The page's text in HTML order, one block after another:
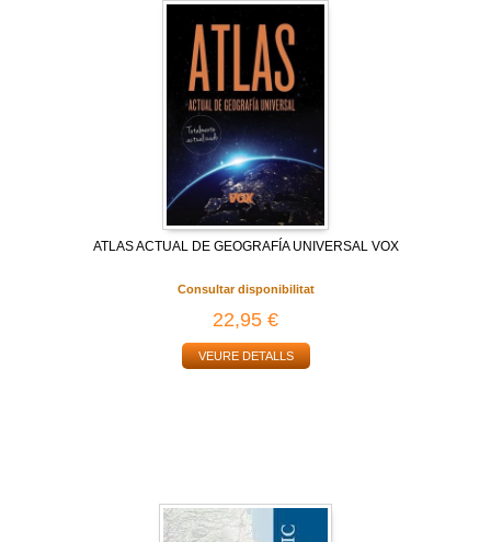
ATLAS ACTUAL DE GEOGRAFÍA UNIVERSAL VOX
Consultar disponibilitat
22,95 €
VEURE DETALLS